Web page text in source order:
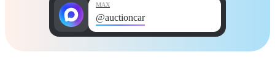
MAX
@auctioncar